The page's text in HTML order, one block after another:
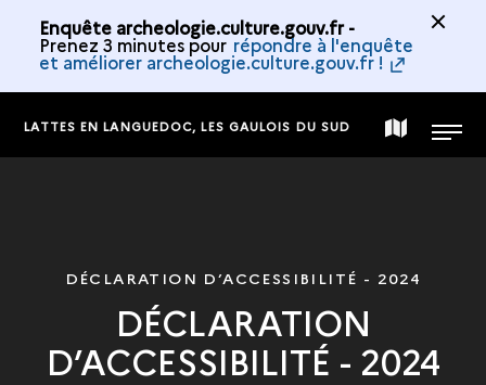
Enquête archeologie.culture.gouv.fr -
Prenez 3 minutes pour répondre à l'enquête
et améliorer archeologie.culture.gouv.fr !
LATTES EN LANGUEDOC, LES GAULOIS DU SUD MAP MENU
DÉCLARATION D’ACCESSIBILITÉ - 2024
DÉCLARATION
D’ACCESSIBILITÉ - 2024